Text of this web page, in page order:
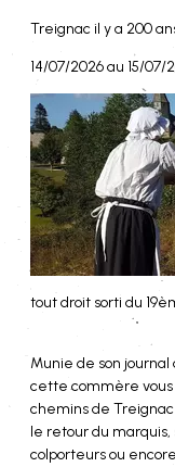
Treignac il y a 200
14/07/2026 au 15/07/
tout droit sorti du
Munie de son
cette commère
chemins de
le retour du
colporteurs ou